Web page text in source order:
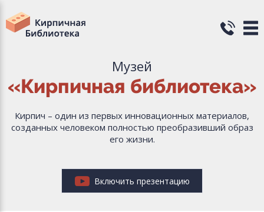
Музей
«Кирпичная библиотека»
Кирпич – один из первых инновационных материалов,
созданных человеком полностью преобразивший образ
его жизни.
Включить презентацию